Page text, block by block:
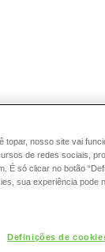
ESMALTE
topar, nosso site vai
de redes sociais,
É só clicar no botão
sua experiência pode
Definições de